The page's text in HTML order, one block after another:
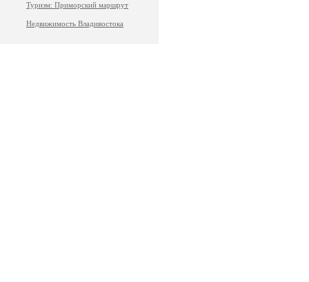
Туризм: Приморский маршрут
Недвижимость Владивостока